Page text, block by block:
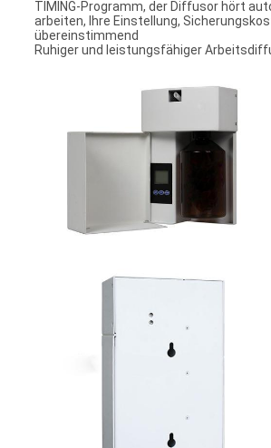
TIMING-Programm, der Diffusor hört
arbeiten, Ihre Einstellung,
übereinstimmend
Ruhiger und leistungsfähiger